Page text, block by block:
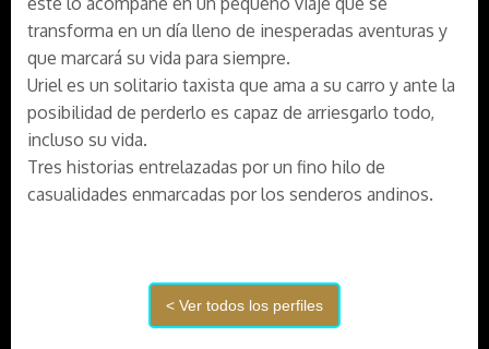
transforma en un día lleno de inesperadas aventuras y
que marcará su vida para siempre.
Uriel es un solitario taxista que ama a su carro y ante la
posibilidad de perderlo es capaz de arriesgarlo todo,
incluso su vida.
Tres historias entrelazadas por un fino hilo de
casualidades enmarcadas por los senderos andinos.